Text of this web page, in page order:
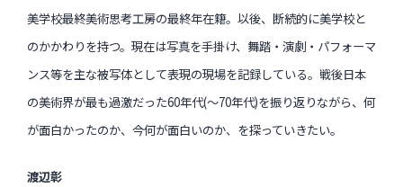
美学校最終美術思考工房の最終年在籍。以後、断続的に美学校と
のかかわりを持つ。現在は写真を手掛け、舞踏・演劇・パフォーマ
ンス等を主な被写体として表現の現場を記録している。戦後日本
の美術界が最も過激だった60年代(～70年代)を振り返りながら、何
が面白かったのか、今何が面白いのか、を探っていきたい。
渡辺彰